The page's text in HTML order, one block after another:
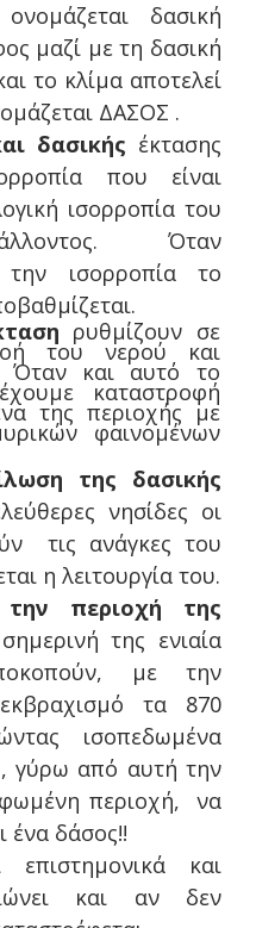
δασική
μαζί με τη δασική
το κλίμα αποτελεί
ΔΑΣΟΣ .
δασικής έκτασης
που είναι
ισορροπία του
Όταν
την ισορροπία το
ρυθμίζουν σε
του νερού και
Όταν και αυτό το
καταστροφή
της περιοχής με
φαινομένων
της δασικής
νησίδες οι
τις ανάγκες του
η λειτουργία του.
περιοχή της
της ενιαία
με την
τα 870
ισοπεδωμένα
γύρω από αυτή την
περιοχή, να
ένα δάσος!!
και
και αν δεν